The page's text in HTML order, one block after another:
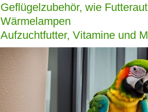
Geflügelzubehör, wie
Wärmelampen
Aufzuchtfutter, Vitamine und